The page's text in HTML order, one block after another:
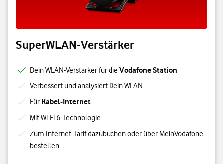
SuperWLAN-Verstärker
Dein WLAN-Verstärker für dieVodafone Station
Verbessert und analysiert Dein WLAN
Für Kabel-Internet
Mit Wi-Fi 6-Technologie
Zum Internet-Tarif dazubuchen oder über MeinVodafone
bestellen